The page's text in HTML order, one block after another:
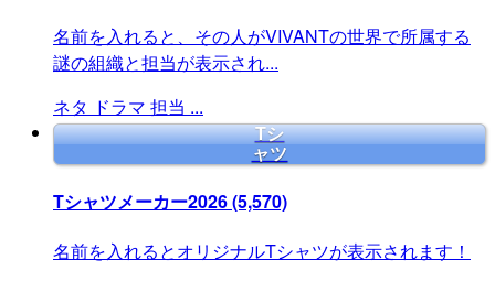
名前を入れると、その人がVIVANTの世界で所属する
謎の組織と担当が表示され...
ネタ ドラマ 担当 ...
Tシ
ャツ
Tシャツメーカー2026(5,570)
名前を入れるとオリジナルTシャツが表示されます！